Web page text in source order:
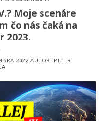
Moje scenáre
čo nás čaká na
2023.
2022 AUTOR: PETER